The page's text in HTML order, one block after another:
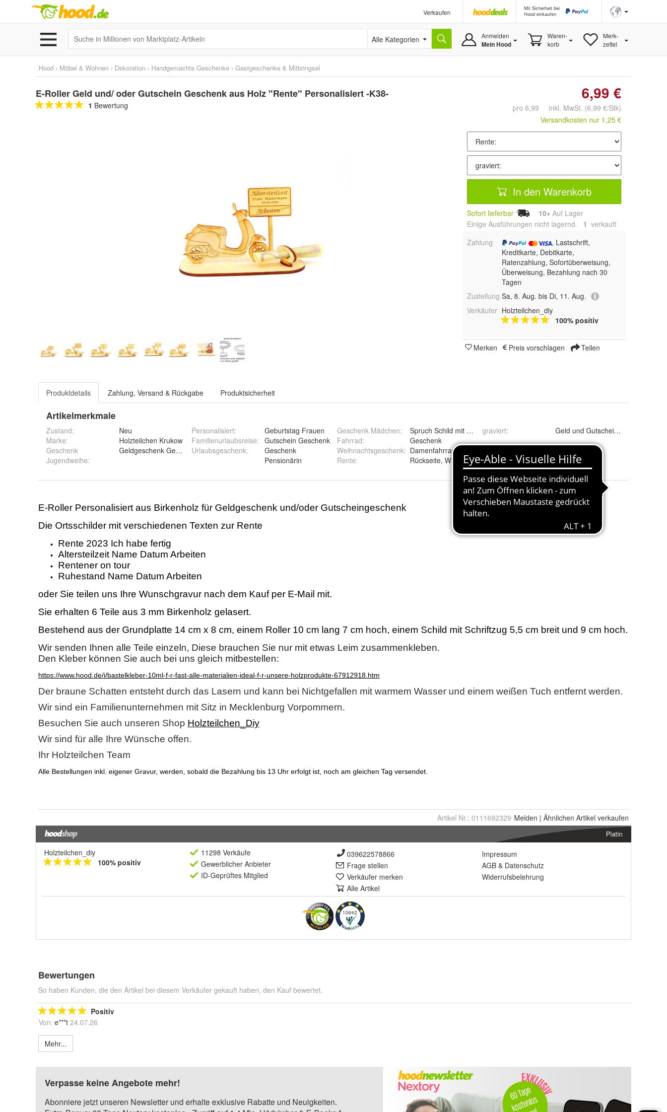
Verkaufen
Mit Sicherheit bei
Hood einkaufen
Alle Kategorien Anmelden
Mein Hood
Waren-
korb
Merk-
zettel
Hood › Möbel & Wohnen › Dekoration › Handgemachte Geschenke › Gastgeschenke & Mitbringsel
E-Roller Geld und/ oder Gutschein Geschenk aus Holz "Rente" Personalisiert -K38-
1 Bewertung
6,99 €
pro 6,99 inkl. MwSt. (6,99 €/Stk)
Versandkosten nur 1,25 €
In den Warenkorb
Sofort lieferbar 10+ Auf Lager
Einige Ausführungen nicht lagernd. 1 verkauft
Zahlung
, Lastschrift,
Kreditkarte, Debitkarte,
Ratenzahlung, Sofortüberweisung,
Überweisung, Bezahlung nach 30
Tagen
Zustellung Sa, 8. Aug. bis Di, 11. Aug.
Verkäufer Holzteilchen_diy
100% positiv
Merken Preis vorschlagen Teilen
Produktdetails Zahlung, Versand & Rückgabe Produktsicherheit
Artikelmerkmale
Zustand:
Neu
Marke:
Holzteilchen Krukow
Geschenk
Jugendweihe:
Geldgeschenk Geburtstag
Personalisiert:
Geburtstag Frauen
Familienurlaubsreise: Gutschein Geschenk
Urlaubsgeschenk:
Geschenk
Pensionärin
Geschenk Mädchen:
Spruch Schild mit Namen
Fahrrad:
Geschenk
Weihnachtsgeschenk: Damenfahrrad
Rente: Rückseite, Wunschgravur, Name, Rente 2023 Ich habe fertig, Altersteilzeit
graviert:
Artikel Nr.: 0111692329 Melden | Ähnlichen Artikel verkaufen
Platin
Holzteilchen_diy
100% positiv
11298 Verkäufe
Gewerblicher Anbieter
ID-Geprüftes Mitglied
039622578866
Frage stellen
Verkäufer merken
Alle Artikel
Impressum
AGB & Datenschutz
Widerrufsbelehrung
10642
Bewertungen
So haben Kunden, die den Artikel bei diesem Verkäufer gekauft haben, den Kauf bewertet.
Positiv
Von: e***t 24.07.26
Mehr...
Verpasse keine Angebote mehr!
Abonniere jetzt unseren Newsletter und erhalte exklusive Rabatte und Neuigkeiten.